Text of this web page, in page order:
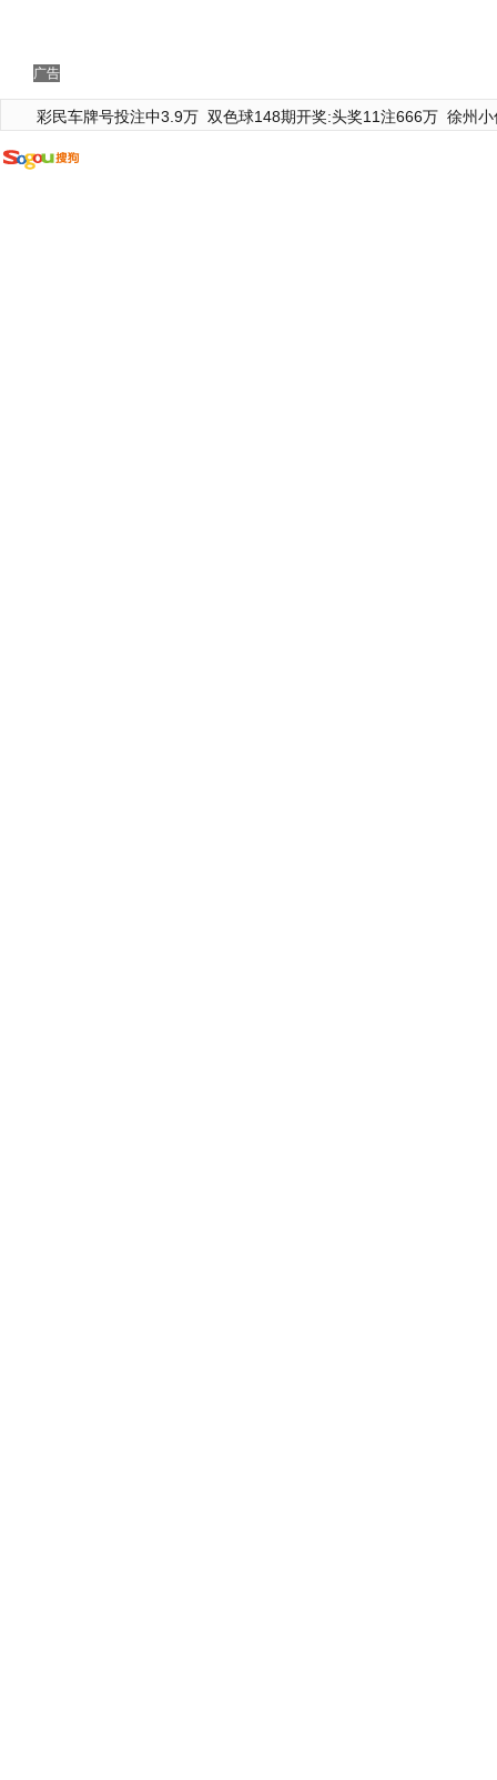
广告
彩民车牌号投注中3.9万 双色球148期开奖:头奖11注666万 徐州